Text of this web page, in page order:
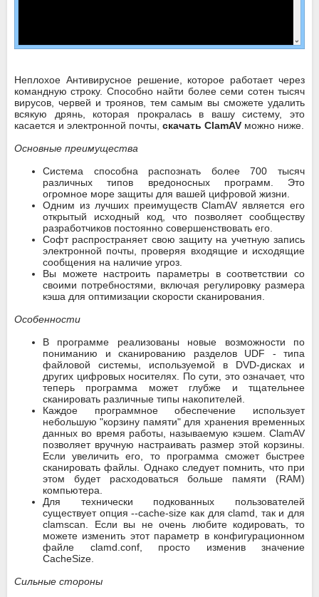
Неплохое Антивирусное решение, которое работает через
командную строку. Способно найти более семи сотен тысяч
вирусов, червей и троянов, тем самым вы сможете удалить
всякую дрянь, которая прокралась в вашу систему, это
касается и электронной почты, скачать ClamAV можно ниже.
Основные преимущества
Система способна распознать более 700 тысяч
различных типов вредоносных программ. Это
огромное море защиты для вашей цифровой жизни.
Одним из лучших преимуществ ClamAV является его
открытый исходный код, что позволяет сообществу
разработчиков постоянно совершенствовать его.
Софт распространяет свою защиту на учетную запись
электронной почты, проверяя входящие и исходящие
сообщения на наличие угроз.
Вы можете настроить параметры в соответствии со
своими потребностями, включая регулировку размера
кэша для оптимизации скорости сканирования.
Особенности
В программе реализованы новые возможности по
пониманию и сканированию разделов UDF - типа
файловой системы, используемой в DVD-дисках и
других цифровых носителях. По сути, это означает, что
теперь программа может глубже и тщательнее
сканировать различные типы накопителей.
Каждое программное обеспечение использует
небольшую "корзину памяти" для хранения временных
данных во время работы, называемую кэшем. ClamAV
позволяет вручную настраивать размер этой корзины.
Если увеличить его, то программа сможет быстрее
сканировать файлы. Однако следует помнить, что при
этом будет расходоваться больше памяти (RAM)
компьютера.
Для технически подкованных пользователей
существует опция --cache-size как для clamd, так и для
clamscan. Если вы не очень любите кодировать, то
можете изменить этот параметр в конфигурационном
файле clamd.conf, просто изменив значение
CacheSize.
Сильные стороны